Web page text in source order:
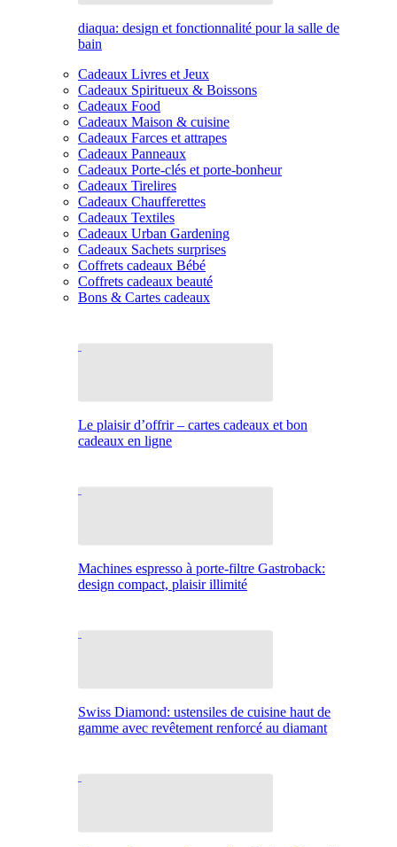
diaqua: design et fonctionnalité pour la salle de
bain
Cadeaux Livres et Jeux
Cadeaux Spiritueux & Boissons
Cadeaux Food
Cadeaux Maison & cuisine
Cadeaux Farces et attrapes
Cadeaux Panneaux
Cadeaux Porte-clés et porte-bonheur
Cadeaux Tirelires
Cadeaux Chaufferettes
Cadeaux Textiles
Cadeaux Urban Gardening
Cadeaux Sachets surprises
Coffrets cadeaux Bébé
Coffrets cadeaux beauté
Bons & Cartes cadeaux
Le plaisir d’offrir – cartes cadeaux et bon
cadeaux en ligne
Machines espresso à porte-filtre Gastroback:
design compact, plaisir illimité
Swiss Diamond: ustensiles de cuisine haut de
gamme avec revêtement renforcé au diamant